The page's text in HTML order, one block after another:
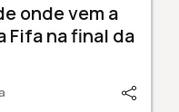
onde vem a
na final da